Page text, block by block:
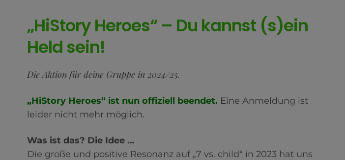
„HiStory Heroes“ – Du kannst (s)ein
Held sein!
Die Aktion für deine Gruppe in 2024/25.
„HiStory Heroes“ ist nun offiziell beendet. Eine Anmeldung ist
leider nicht mehr möglich.
Was ist das? Die Idee …
Die große und positive Resonanz auf „7 vs. child“ in 2023 hat uns